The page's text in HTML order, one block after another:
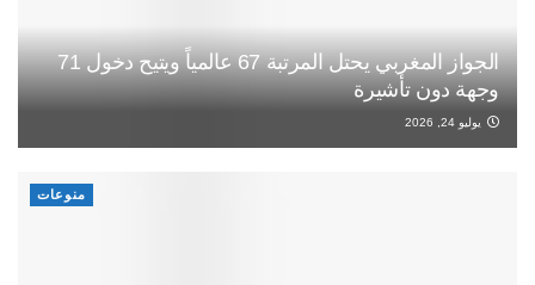
الجواز المغربي يحتل المرتبة 67 عالمياً ويتيح دخول 71
وجهة دون تأشيرة
يوليو 24, 2026
منوعات